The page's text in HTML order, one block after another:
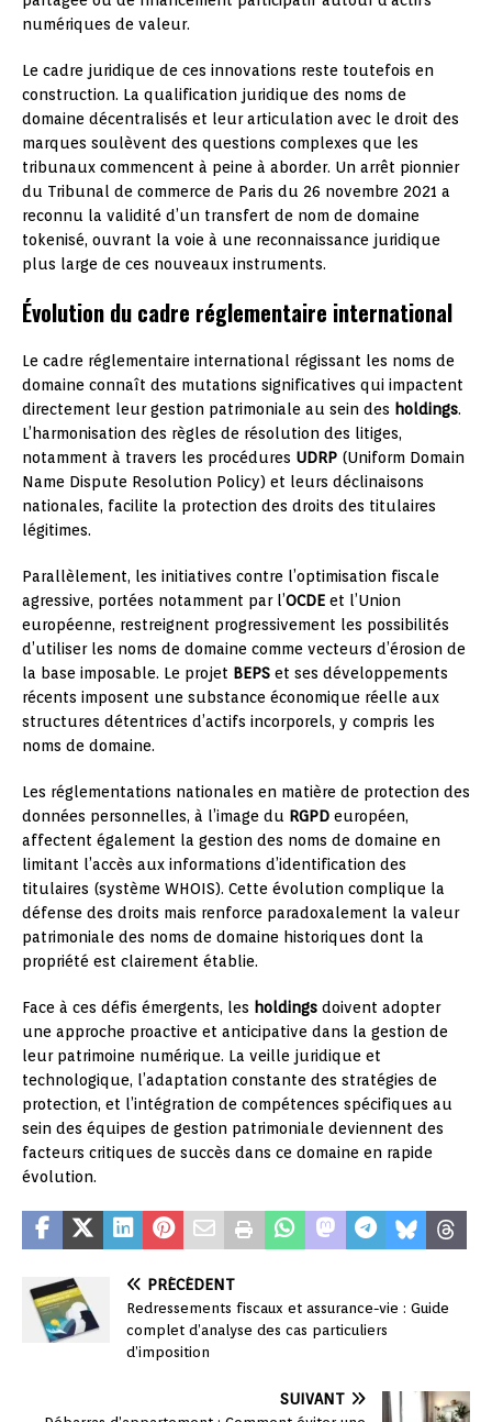
numériques de valeur.
Le cadre juridique de ces innovations reste toutefois en
construction. La qualification juridique des noms de
domaine décentralisés et leur articulation avec le droit des
marques soulèvent des questions complexes que les
tribunaux commencent à peine à aborder. Un arrêt pionnier
du Tribunal de commerce de Paris du 26 novembre 2021 a
reconnu la validité d’un transfert de nom de domaine
tokenisé, ouvrant la voie à une reconnaissance juridique
plus large de ces nouveaux instruments.
Évolution du cadre réglementaire international
Le cadre réglementaire international régissant les noms de
domaine connaît des mutations significatives qui impactent
directement leur gestion patrimoniale au sein des holdings.
L’harmonisation des règles de résolution des litiges,
notamment à travers les procédures UDRP (Uniform Domain
Name Dispute Resolution Policy) et leurs déclinaisons
nationales, facilite la protection des droits des titulaires
légitimes.
Parallèlement, les initiatives contre l’optimisation fiscale
agressive, portées notamment par l’OCDE et l’Union
européenne, restreignent progressivement les possibilités
d’utiliser les noms de domaine comme vecteurs d’érosion de
la base imposable. Le projet BEPS et ses développements
récents imposent une substance économique réelle aux
structures détentrices d’actifs incorporels, y compris les
noms de domaine.
Les réglementations nationales en matière de protection des
données personnelles, à l’image du RGPD européen,
affectent également la gestion des noms de domaine en
limitant l’accès aux informations d’identification des
titulaires (système WHOIS). Cette évolution complique la
défense des droits mais renforce paradoxalement la valeur
patrimoniale des noms de domaine historiques dont la
propriété est clairement établie.
Face à ces défis émergents, les holdings doivent adopter
une approche proactive et anticipative dans la gestion de
leur patrimoine numérique. La veille juridique et
technologique, l’adaptation constante des stratégies de
protection, et l’intégration de compétences spécifiques au
sein des équipes de gestion patrimoniale deviennent des
facteurs critiques de succès dans ce domaine en rapide
évolution.
PRÉCÉDENT
Redressements fiscaux et assurance-vie : Guide
complet d’analyse des cas particuliers
d’imposition
SUIVANT